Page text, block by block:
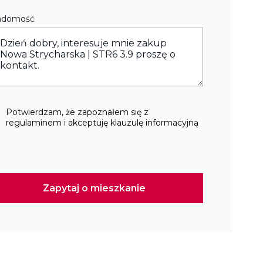
Potwierdzam, że zapoznałem się z
regulaminem i akceptuję klauzulę informacyjną